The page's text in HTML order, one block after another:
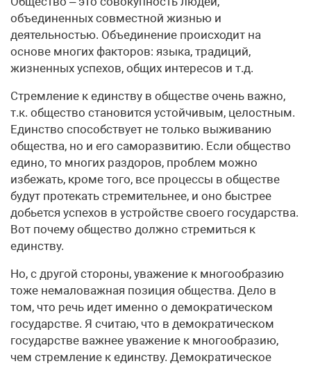
объединенных совместной жизнью и
деятельностью. Объединение происходит на
основе многих факторов: языка, традиций,
жизненных успехов, общих интересов и т.д.
Стремление к единству в обществе очень важно,
т.к. общество становится устойчивым, целостным.
Единство способствует не только выживанию
общества, но и его саморазвитию. Если общество
едино, то многих раздоров, проблем можно
избежать, кроме того, все процессы в обществе
будут протекать стремительнее, и оно быстрее
добьется успехов в устройстве своего государства.
Вот почему общество должно стремиться к
единству.
Но, с другой стороны, уважение к многообразию
тоже немаловажная позиция общества. Дело в
том, что речь идет именно о демократическом
государстве. Я считаю, что в демократическом
государстве важнее уважение к многообразию,
чем стремление к единству. Демократическое